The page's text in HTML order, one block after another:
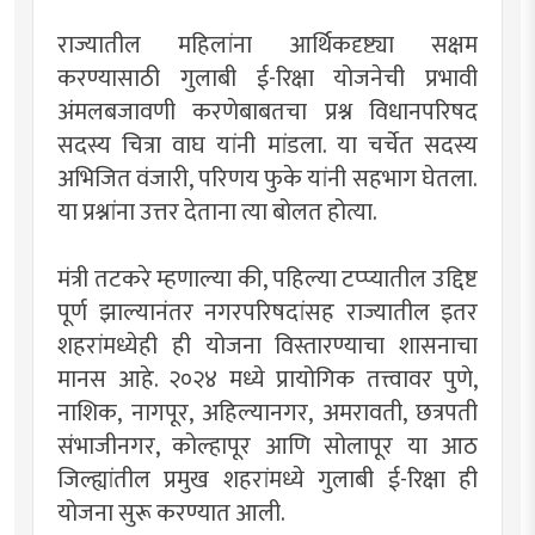
राज्यातील महिलांना आर्थिकदृष्ट्या सक्षम
करण्यासाठी गुलाबी ई-रिक्षा योजनेची प्रभावी
अंमलबजावणी करणेबाबतचा प्रश्न विधानपरिषद
सदस्य चित्रा वाघ यांनी मांडला. या चर्चेत सदस्य
अभिजित वंजारी, परिणय फुके यांनी सहभाग घेतला.
या प्रश्नांना उत्तर देताना त्या बोलत होत्या.
मंत्री तटकरे म्हणाल्या की, पहिल्या टप्प्यातील उद्दिष्ट
पूर्ण झाल्यानंतर नगरपरिषदांसह राज्यातील इतर
शहरांमध्येही ही योजना विस्तारण्याचा शासनाचा
मानस आहे. २०२४ मध्ये प्रायोगिक तत्त्वावर पुणे,
नाशिक, नागपूर, अहिल्यानगर, अमरावती, छत्रपती
संभाजीनगर, कोल्हापूर आणि सोलापूर या आठ
जिल्ह्यांतील प्रमुख शहरांमध्ये गुलाबी ई-रिक्षा ही
योजना सुरू करण्यात आली.